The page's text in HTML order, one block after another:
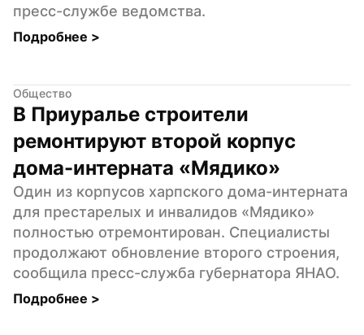
пресс-службе ведомства.
Подробнее >
Общество
В Приуралье строители
ремонтируют второй корпус
дома-интерната «Мядико»
Один из корпусов харпского дома-интерната
для престарелых и инвалидов «Мядико»
полностью отремонтирован. Специалисты
продолжают обновление второго строения,
сообщила пресс-служба губернатора ЯНАО.
Подробнее >